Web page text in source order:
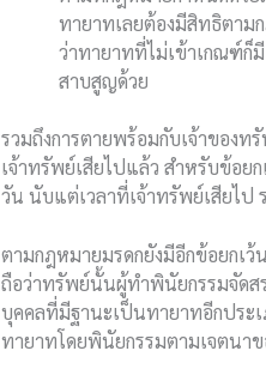
ทายาทเลยต้องมีสิทธิตาม
ว่าทายาทที่ไม่เข้าเกณฑ์ก็
สาบสูญด้วย
รวมถึงการตายพร้อมกับเจ้าของ
เจ้าทรัพย์เสียไปแล้ว สำหรับข้อย
วัน นับแต่เวลาที่เจ้าทรัพย์เสียไป
ตามกฎหมายมรดกยังมีอีกข้อยกเ
ถือว่าทรัพย์นั้นผู้ทำพินัยกรรมจัดส
บุคคลที่มีฐานะเป็นทายาทอีกประ
ทายาทโดยพินัยกรรมตามเจตนา